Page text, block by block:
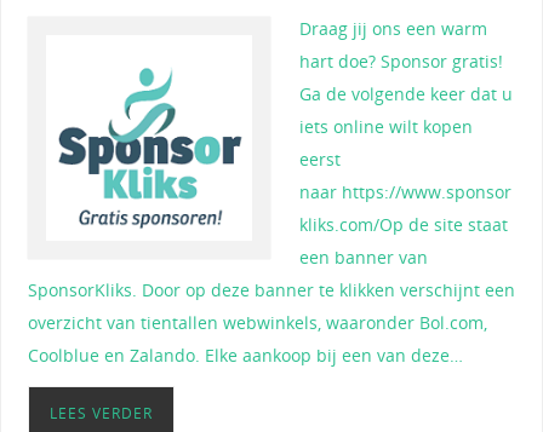
Draag jij ons een warm
hart doe? Sponsor gratis!
Ga de volgende keer dat u
iets online wilt kopen
eerst
naar https://www.sponsor
kliks.com/Op de site staat
een banner van
SponsorKliks. Door op deze banner te klikken verschijnt een
overzicht van tientallen webwinkels, waaronder Bol.com,
Coolblue en Zalando. Elke aankoop bij een van deze…
LEES VERDER